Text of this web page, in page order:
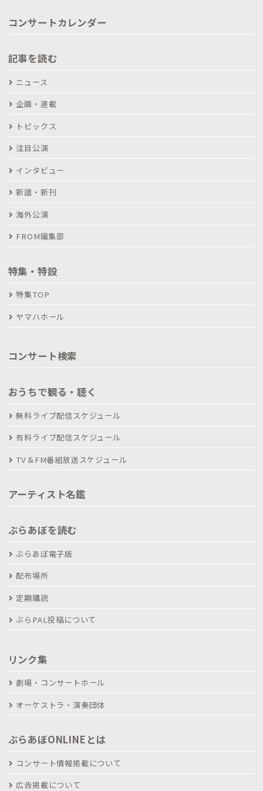
コンサートカレンダー
記事を読む
ニュース
企画・連載
トピックス
注目公演
インタビュー
新譜・新刊
海外公演
FROM編集部
特集・特設
特集TOP
ヤマハホール
コンサート検索
おうちで観る・聴く
無料ライブ配信スケジュール
有料ライブ配信スケジュール
TV＆FM番組放送スケジュール
アーティスト名鑑
ぶらあぼを読む
ぶらあぼ電子版
配布場所
定期購読
ぶらPAL投稿について
リンク集
劇場・コンサートホール
オーケストラ・演奏団体
ぶらあぼONLINEとは
コンサート情報掲載について
広告掲載について